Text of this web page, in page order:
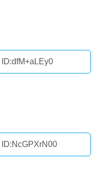
ID:dfM+aLEy0
ID:NcGPXrN00